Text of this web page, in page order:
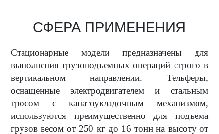
СФЕРА ПРИМЕНЕНИЯ
Стационарные модели предназначены для
выполнения грузоподъемных операций строго в
вертикальном направлении. Тельферы,
оснащенные электродвигателем и стальным
тросом с канатоукладочным механизмом,
используются преимущественно для подъема
грузов весом от 250 кг до 16 тонн на высоту от